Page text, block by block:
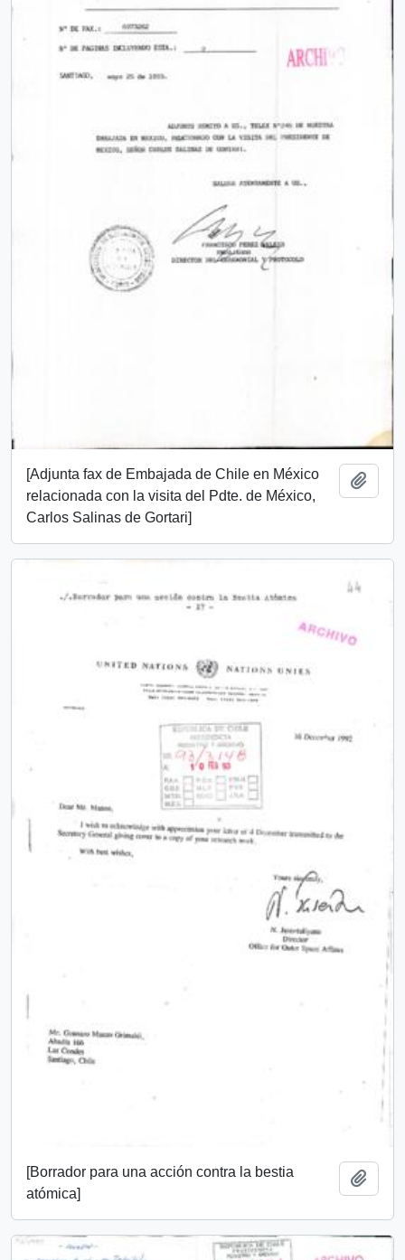
[Adjunta fax de Embajada de Chile en México
relacionada con la visita del Pdte. de México,
Carlos Salinas de Gortari]
[Borrador para una acción contra la bestia
atómica]